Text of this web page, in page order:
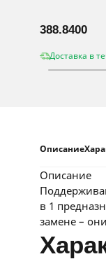
388.8400
Доставка в
Описание
описание
в 1
замене –